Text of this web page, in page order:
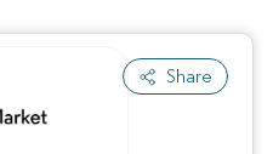
Share